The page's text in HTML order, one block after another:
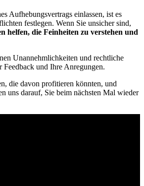
Aufhebungsvertrags einlassen, ist es
festlegen. Wenn Sie unsicher sind,
helfen, die Feinheiten zu verstehen und
Unannehmlichkeiten und rechtliche
Feedback und Ihre Anregungen.
die davon profitieren könnten, und
uns darauf, Sie beim nächsten Mal wieder